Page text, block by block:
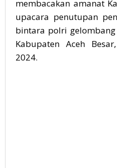
membacakan amanat
upacara penutupan
bintara polri gelombang
Kabupaten Aceh
2024.